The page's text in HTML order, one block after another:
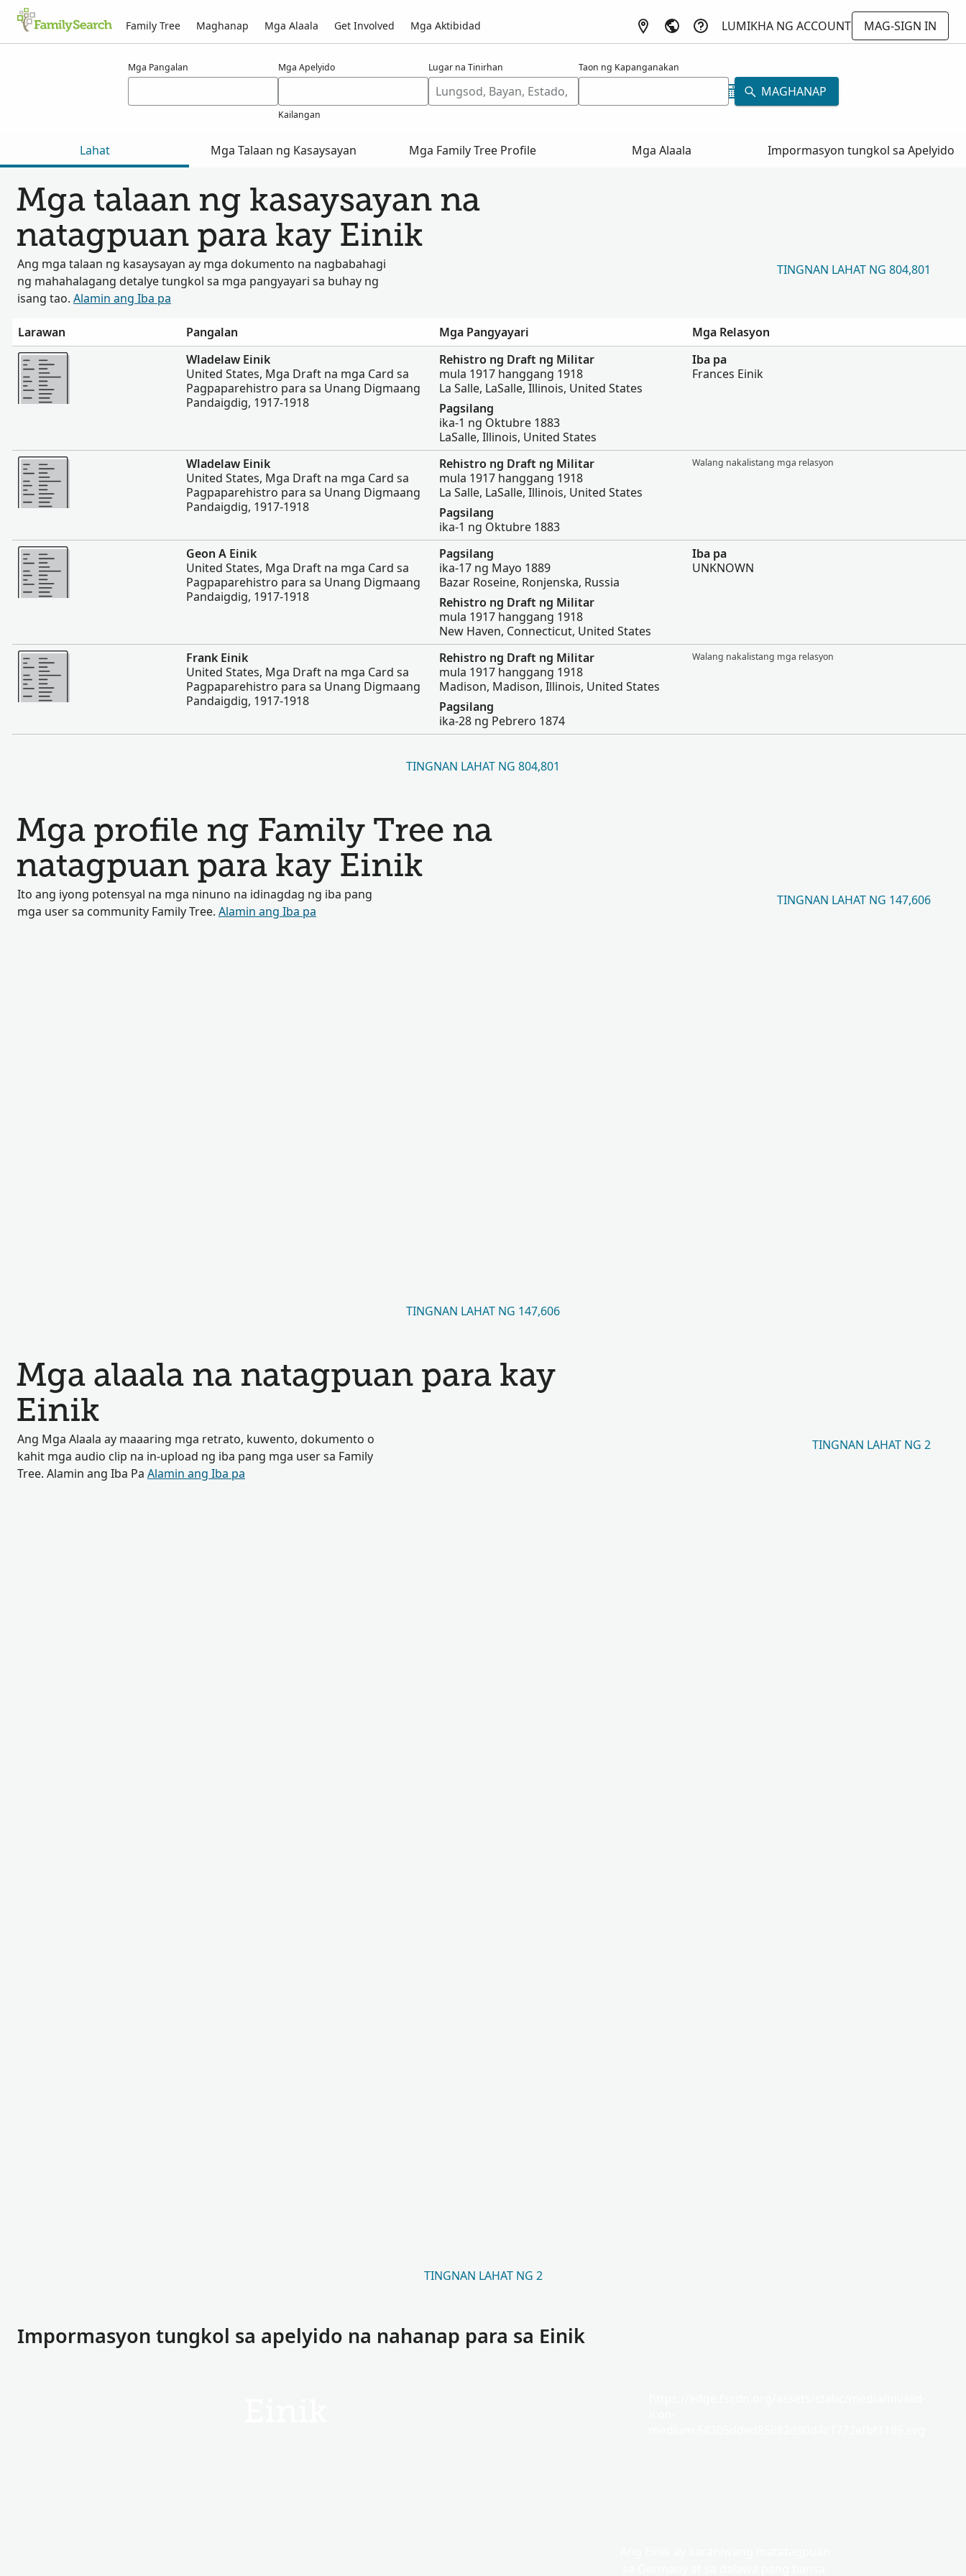
Family Tree Maghanap Mga Alaala Get Involved Mga Aktibidad LUMIKHA NG ACCOUNT
MAG-SIGN IN
Mga Pangalan Mga Apelyido
Kailangan
Lugar na Tinirhan Taon ng Kapanganakan
MAGHANAP
Lahat Mga Talaan ng Kasaysayan Mga Family Tree Profile Mga Alaala Impormasyon tungkol sa Apelyido
Mga talaan ng kasaysayan na
natagpuan para kay Einik
Ang mga talaan ng kasaysayan ay mga dokumento na nagbabahagi
ng mahahalagang detalye tungkol sa mga pangyayari sa buhay ng
isang tao. Alamin ang Iba pa
TINGNAN LAHAT NG 804,801
Larawan Pangalan Mga Pangyayari
Mga Relasyon
Magpakita ng mas marami
Wladelaw Einik
United States, Mga Draft na mga Card sa
Pagpaparehistro para sa Unang Digmaang
Pandaigdig, 1917-1918
Rehistro ng Draft ng Militar
mula 1917 hanggang 1918
La Salle, LaSalle, Illinois, United States
Pagsilang
ika-1 ng Oktubre 1883
LaSalle, Illinois, United States
Iba pa
Frances Einik
Magpakita ng mas marami
Wladelaw Einik
United States, Mga Draft na mga Card sa
Pagpaparehistro para sa Unang Digmaang
Pandaigdig, 1917-1918
Rehistro ng Draft ng Militar
mula 1917 hanggang 1918
La Salle, LaSalle, Illinois, United States
Pagsilang
ika-1 ng Oktubre 1883
Walang nakalistang mga relasyon
Magpakita ng mas marami
Geon A Einik
United States, Mga Draft na mga Card sa
Pagpaparehistro para sa Unang Digmaang
Pandaigdig, 1917-1918
Pagsilang
ika-17 ng Mayo 1889
Bazar Roseine, Ronjenska, Russia
Rehistro ng Draft ng Militar
mula 1917 hanggang 1918
New Haven, Connecticut, United States
Iba pa
UNKNOWN
Magpakita ng mas marami
Frank Einik
United States, Mga Draft na mga Card sa
Pagpaparehistro para sa Unang Digmaang
Pandaigdig, 1917-1918
Rehistro ng Draft ng Militar
mula 1917 hanggang 1918
Madison, Madison, Illinois, United States
Pagsilang
ika-28 ng Pebrero 1874
Walang nakalistang mga relasyon
TINGNAN LAHAT NG 804,801
Mga profile ng Family Tree na
natagpuan para kay Einik
Ito ang iyong potensyal na mga ninuno na idinagdag ng iba pang
mga user sa community Family Tree. Alamin ang Iba pa
TINGNAN LAHAT NG 147,606
TINGNAN LAHAT NG 147,606
Mga alaala na natagpuan para kay
Einik
Ang Mga Alaala ay maaaring mga retrato, kuwento, dokumento o
kahit mga audio clip na in-upload ng iba pang mga user sa Family
Tree. Alamin ang Iba Pa Alamin ang Iba pa
TINGNAN LAHAT NG 2
TINGNAN LAHAT NG 2
Impormasyon tungkol sa apelyido na nahanap para sa Einik